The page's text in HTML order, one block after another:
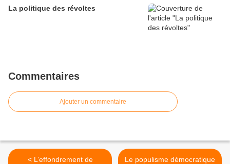
La politique des révoltes
Commentaires
Ajouter un commentaire
< L’effondrement de
Le populisme démocratique